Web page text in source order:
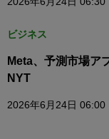
ビジネス
Meta、予測市場ア
NYT
2026年6月24日 06:00